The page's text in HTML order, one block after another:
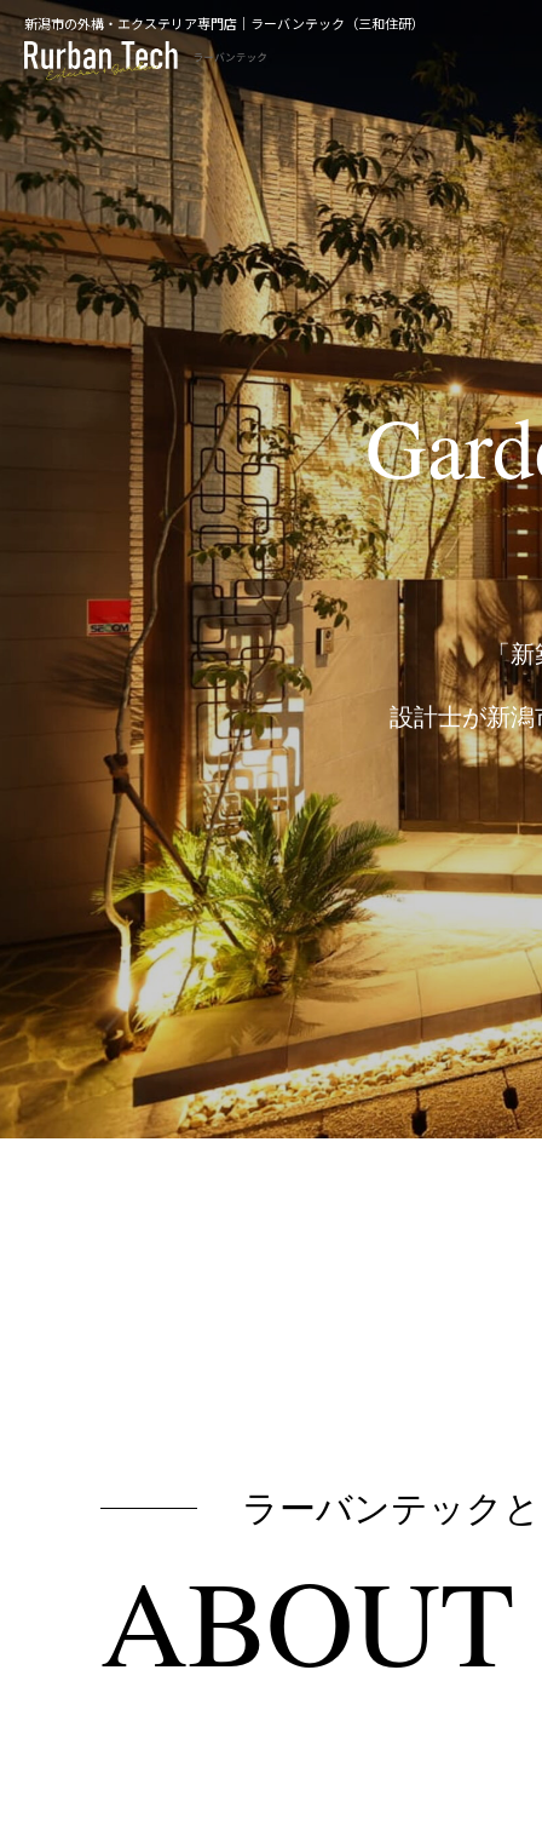
新潟市の外構・エクステリア専門店｜ラーバンテック（三和住研）
「
設計士が新
ラーバンテック
ABOUT